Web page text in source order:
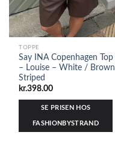
TOPPE
Say INA Copenhagen Top
– Louise – White / Brown
Striped
kr.398.00
SE PRISEN HOS
FASHIONBYSTRAND